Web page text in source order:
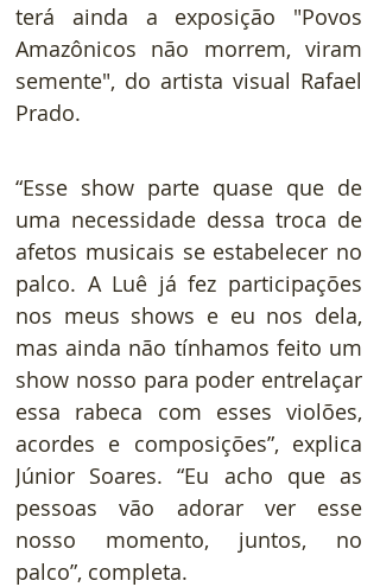
terá ainda a exposição "Povos
Amazônicos não morrem, viram
semente", do artista visual Rafael
Prado.
“Esse show parte quase que de
uma necessidade dessa troca de
afetos musicais se estabelecer no
palco. A Luê já fez participações
nos meus shows e eu nos dela,
mas ainda não tínhamos feito um
show nosso para poder entrelaçar
essa rabeca com esses violões,
acordes e composições”, explica
Júnior Soares. “Eu acho que as
pessoas vão adorar ver esse
nosso momento, juntos, no
palco”, completa.